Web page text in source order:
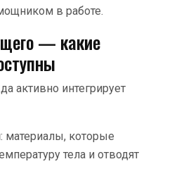
в работе.
— какие
активно интегрирует
: материалы, которые
тела и отводят